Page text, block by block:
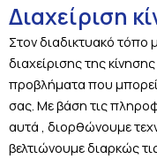
Διαχείριση
Στον διαδικτυακό
διαχείρισης της
προβλήματα που
σας. Με βάση τις
αυτά , διορθώνουμε
βελτιώνουμε διαρκώς